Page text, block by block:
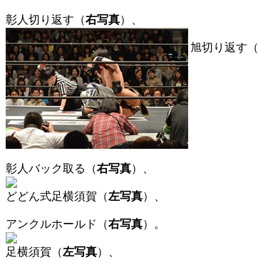
彰人切り返す（右写真）、
旭切り返す（
彰人バック取る（右写真）、
どどん式足横須賀（左写真）、
アンクルホールド（右写真）。
足横須賀（左写真）、